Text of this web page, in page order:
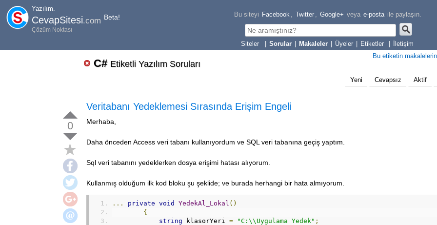
Yazılım.
CevapSitesi.com Beta!
Çözüm Noktası
Bu siteyi Facebook , Twitter , Google+ veya e-posta ile paylaşın.
Sorular Makaleler Üyeler Etiketler İletişim
C# Etiketli Yazılım Soruları
Bu etiketin
Yeni Cevapsız Aktif
0
Veritabanı Yedeklemesi Sırasında Erişim Engeli
Merhaba,
Daha önceden Access veri tabanı kullanıyordum ve SQL veri tabanına geçiş yaptım.
Sql veri tabanını yedeklerken dosya erişimi hatası alıyorum.
Kullanmış olduğum ilk kod bloku şu şeklide; ve burada herhangi bir hata almıyorum.
... private void YedekAl_Lokal ()
{
string klasorYeri = "C:\\Uygulama Yedek" ;